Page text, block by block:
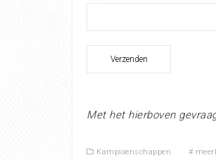
Met het hierboven
Kampioenschappen #